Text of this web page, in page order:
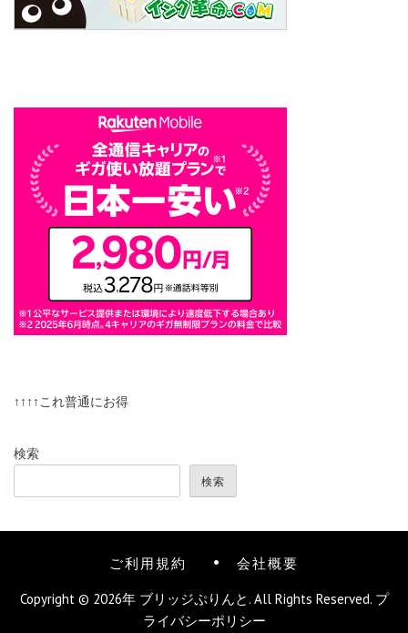
↑↑↑↑これ普通にお得
検索
検索
ご利用規約 会社概要
Copyright © 2026年 ブリッジぷりんと. All Rights Reserved. プ
ライバシーポリシー